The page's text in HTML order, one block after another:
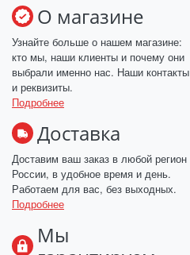
О магазине
Узнайте больше о нашем магазине:
кто мы, наши клиенты и почему они
выбрали именно нас. Наши контакты
и реквизиты.
Подробнее
Доставка
Доставим ваш заказ в любой регион
России, в удобное время и день.
Работаем для вас, без выходных.
Подробнее
Мы